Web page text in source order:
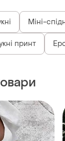
Міні-
принт